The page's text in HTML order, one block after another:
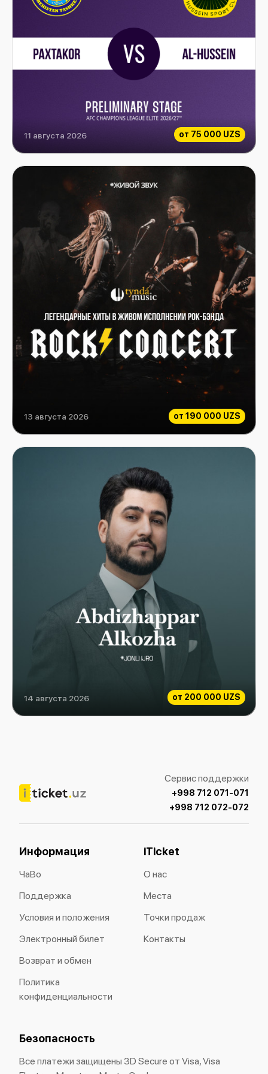
от 75 000 UZS
Paxtakor vs Al-Hussein
11 августа 2026
от 190 000 UZS
Rock Consert
13 августа 2026
от 200 000 UZS
ABDIZHAPPAR ALKOZHA
14 августа 2026
Сервис поддержки
+998 712 071-071
+998 712 072-072
Информация
ЧаВо
Поддержка
Условия и положения
Электронный билет
Возврат и обмен
Политика
конфиденциальности
iTicket
О нас
Места
Точки продаж
Контакты
Безопасность
Все платежи защищены 3D Secure от Visa, Visa